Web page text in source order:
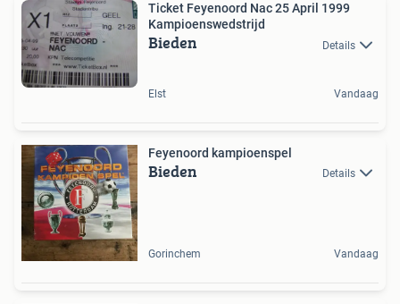
Ticket Feyenoord Nac 25 April 1999
Kampioenswedstrijd
Bieden Details
Elst Vandaag
Feyenoord kampioenspel
Bieden Details
Gorinchem Vandaag